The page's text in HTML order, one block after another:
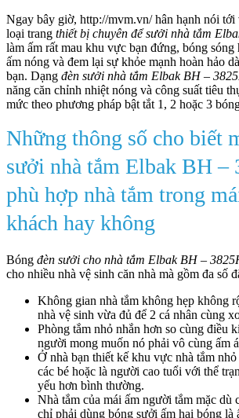
Ngay bây giờ, http://mvm.vn/ hân hạnh nói
loại trang thiết bị chuyên để sưởi nhà tắm
làm ấm rất mau khu vực bạn đứng, bóng sóng
ấm nóng và đem lại sự khỏe mạnh hoàn hảo
bạn. Dạng đèn sưởi nhà tắm Elbak BH –
năng căn chỉnh nhiệt nóng và công suất tiêu
mức theo phương pháp bật tắt 1, 2 hoặc 3
Những thông số cho biết
sưởi nhà tắm Elbak BH –
phù hợp nhà tắm trong
khách hay không
Bóng đèn sưởi cho nhà tắm Elbak BH –
cho nhiều nhà vệ sinh căn nhà mà gồm đa số
Không gian nhà tắm không hẹp không
nhà vệ sinh vừa đủ để 2 cá nhân cùng
Phòng tắm nhỏ nhắn hơn so cùng điều
người mong muốn nó phải vô cùng ấm
Ở nhà bạn thiết kế khu vực nhà tắm
các bé hoặc là người cao tuổi với thể
yếu hơn bình thường.
Nhà tắm của mái ấm người tắm mặc dù
chỉ phải dùng bóng sưởi ấm hai bóng là